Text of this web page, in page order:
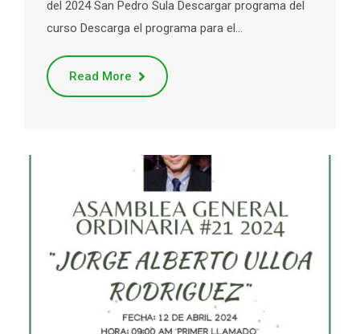
del 2024 San Pedro Sula Descargar programa del
curso Descarga el programa para el…
Read More